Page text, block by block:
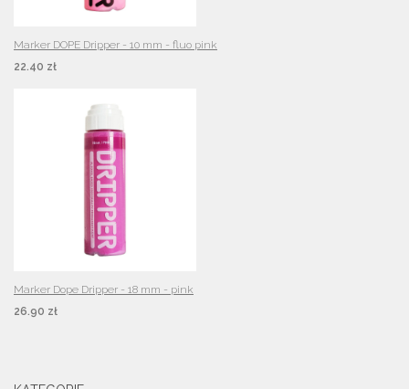
Marker DOPE Dripper - 10 mm - fluo pink
22.40 zł
Marker Dope Dripper - 18 mm - pink
26.90 zł